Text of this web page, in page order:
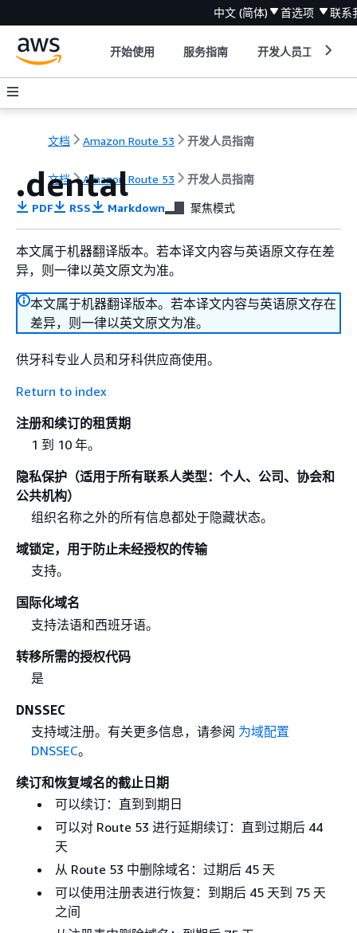
中文 (简体) 首选项 联系
开始使用 服务指南 开发人员工具
文档 Amazon Route 53 开发人员指南
文档 Amazon Route 53 开发人员指南
.dental
PDF RSS Markdown 聚焦模式
本文属于机器翻译版本。若本译文内容与英语原文存在差
异，则一律以英文原文为准。
本文属于机器翻译版本。若本译文内容与英语原文存在
差异，则一律以英文原文为准。
供牙科专业人员和牙科供应商使用。
Return to index
注册和续订的租赁期
1 到 10 年。
隐私保护（适用于所有联系人类型：个人、公司、协会和
公共机构）
组织名称之外的所有信息都处于隐藏状态。
域锁定，用于防止未经授权的传输
支持。
国际化域名
支持法语和西班牙语。
转移所需的授权代码
是
DNSSEC
支持域注册。有关更多信息，请参阅 为域配置
DNSSEC。
续订和恢复域名的截止日期
可以续订：直到到期日
可以对 Route 53 进行延期续订：直到过期后 44
天
从 Route 53 中删除域名：过期后 45 天
可以使用注册表进行恢复：到期后 45 天到 75 天
之间